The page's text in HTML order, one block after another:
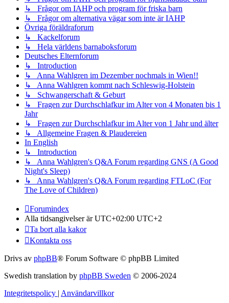
↳ Frågor om IAHP och program för friska barn
↳ Frågor om alternativa vägar som inte är IAHP
Övriga föräldraforum
↳ Kackelforum
↳ Hela världens barnaboksforum
Deutsches Elternforum
↳ Introduction
↳ Anna Wahlgren im Dezember nochmals in Wien!!
↳ Anna Wahlgren kommt nach Schleswig-Holstein
↳ Schwangerschaft & Geburt
↳ Fragen zur Durchschlafkur im Alter von 4 Monaten bis 1
Jahr
↳ Fragen zur Durchschlafkur im Alter von 1 Jahr und älter
↳ Allgemeine Fragen & Plaudereien
In English
↳ Introduction
↳ Anna Wahlgren's Q&A Forum regarding GNS (A Good
Night's Sleep)
↳ Anna Wahlgren's Q&A Forum regarding FTLoC (For
The Love of Children)
Forumindex
Alla tidsangivelser är UTC+02:00 UTC+2
Ta bort alla kakor
Kontakta oss
Drivs av phpBB® Forum Software © phpBB Limited
Swedish translation by phpBB Sweden © 2006-2024
Integritetspolicy | Användarvillkor